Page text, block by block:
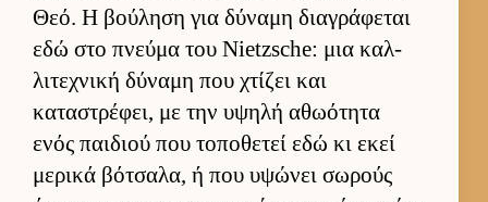
Θεό. Η βού­ληση για δύναμη δια­γράφεται
εδώ στο πνεύμα του Nietzsche: μια καλ­
λιτεχνική δύναμη που χτίζει και
καταστρέφει, με την υψηλή αθωότητα
ενός παι­διού που τοποθετεί εδώ κι εκεί
μερικά βότσαλα, ή που υψώνει σωρούς